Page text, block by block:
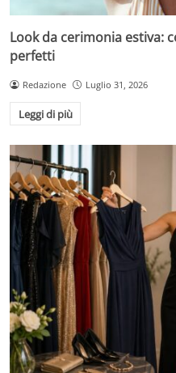
Look da cerimonia estiva:
perfetti
Redazione Luglio 31, 2026
Leggi di più